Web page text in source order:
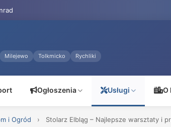
Milejewo Tolkmicko Rychliki
Ogłoszenia Usługi O
i Ogród › Stolarz Elbląg – Najlepsze warsztaty i